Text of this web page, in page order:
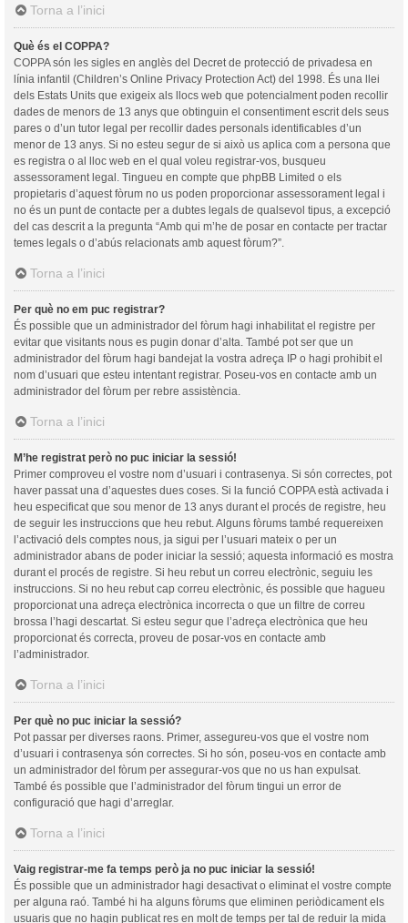
Torna a l’inici
Què és el COPPA?
COPPA són les sigles en anglès del Decret de protecció de privadesa en
línia infantil (Children’s Online Privacy Protection Act) del 1998. És una llei
dels Estats Units que exigeix als llocs web que potencialment poden recollir
dades de menors de 13 anys que obtinguin el consentiment escrit dels seus
pares o d’un tutor legal per recollir dades personals identificables d’un
menor de 13 anys. Si no esteu segur de si això us aplica com a persona que
es registra o al lloc web en el qual voleu registrar-vos, busqueu
assessorament legal. Tingueu en compte que phpBB Limited o els
propietaris d’aquest fòrum no us poden proporcionar assessorament legal i
no és un punt de contacte per a dubtes legals de qualsevol tipus, a excepció
del cas descrit a la pregunta “Amb qui m’he de posar en contacte per tractar
temes legals o d’abús relacionats amb aquest fòrum?”.
Torna a l’inici
Per què no em puc registrar?
És possible que un administrador del fòrum hagi inhabilitat el registre per
evitar que visitants nous es pugin donar d’alta. També pot ser que un
administrador del fòrum hagi bandejat la vostra adreça IP o hagi prohibit el
nom d’usuari que esteu intentant registrar. Poseu-vos en contacte amb un
administrador del fòrum per rebre assistència.
Torna a l’inici
M’he registrat però no puc iniciar la sessió!
Primer comproveu el vostre nom d’usuari i contrasenya. Si són correctes, pot
haver passat una d’aquestes dues coses. Si la funció COPPA està activada i
heu especificat que sou menor de 13 anys durant el procés de registre, heu
de seguir les instruccions que heu rebut. Alguns fòrums també requereixen
l’activació dels comptes nous, ja sigui per l’usuari mateix o per un
administrador abans de poder iniciar la sessió; aquesta informació es mostra
durant el procés de registre. Si heu rebut un correu electrònic, seguiu les
instruccions. Si no heu rebut cap correu electrònic, és possible que hagueu
proporcionat una adreça electrònica incorrecta o que un filtre de correu
brossa l’hagi descartat. Si esteu segur que l’adreça electrònica que heu
proporcionat és correcta, proveu de posar-vos en contacte amb
l’administrador.
Torna a l’inici
Per què no puc iniciar la sessió?
Pot passar per diverses raons. Primer, assegureu-vos que el vostre nom
d’usuari i contrasenya són correctes. Si ho són, poseu-vos en contacte amb
un administrador del fòrum per assegurar-vos que no us han expulsat.
També és possible que l’administrador del fòrum tingui un error de
configuració que hagi d’arreglar.
Torna a l’inici
Vaig registrar-me fa temps però ja no puc iniciar la sessió!
És possible que un administrador hagi desactivat o eliminat el vostre compte
per alguna raó. També hi ha alguns fòrums que eliminen periòdicament els
usuaris que no hagin publicat res en molt de temps per tal de reduir la mida